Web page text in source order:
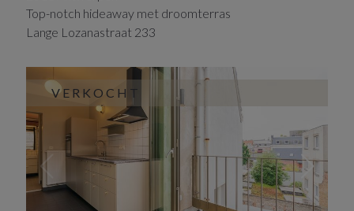
Lange Lozanastraat 233
Top-notch hideaway met droomterras
VERKOCHT